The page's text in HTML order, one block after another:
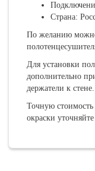
Страна:
По желанию можно
Для установки
дополнительно
держатели к стене.
Точную
окраски